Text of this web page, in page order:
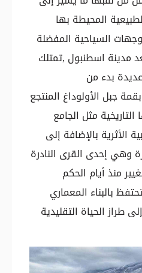
المحيطة بها
السياحية المفضلة
مدينة اسطنبول ,تمتلك
بدء من
جبل الأولوداغ المنتجع
مثل الجامع
الأثرية بالإضافة إلى
وهي إحدى القرى النادرة
منذ أيام الحكم
بالبناء المعماري
طراز الحياة التقليدية